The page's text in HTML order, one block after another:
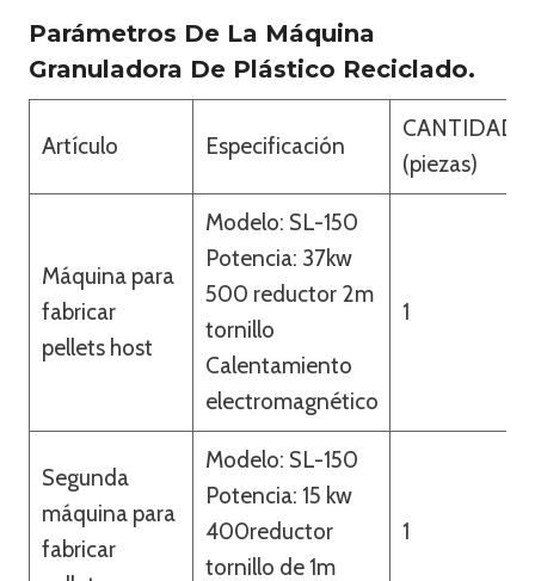
Parámetros De La Máquina
Granuladora De Plástico Reciclado.
Artículo Especificación
CANTIDAD
(piezas)
Máquina para
fabricar
pellets host
Modelo: SL-150
Potencia: 37kw
500 reductor 2m
tornillo
Calentamiento
electromagnético
1
Segunda
máquina para
fabricar
Modelo: SL-150
Potencia: 15 kw
400reductor
tornillo de 1m
1